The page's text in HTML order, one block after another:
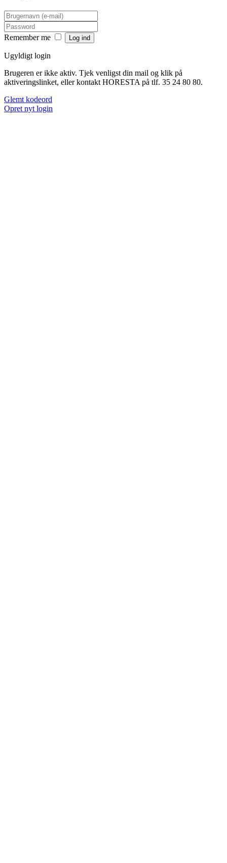
Remember me
Ugyldigt login
Brugeren er ikke aktiv. Tjek venligst din mail og klik på
aktiveringslinket, eller kontakt HORESTA på tlf. 35 24 80 80.
Glemt kodeord
Opret nyt login